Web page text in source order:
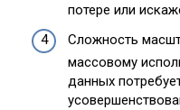
потере или
Сложность
массовому
данных